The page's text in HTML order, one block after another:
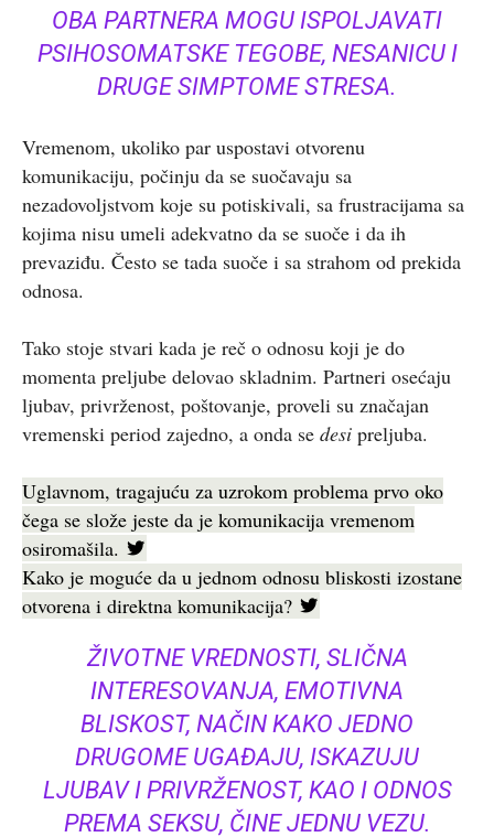
OBA PARTNERA MOGU ISPOLJAVATI
PSIHOSOMATSKE TEGOBE, NESANICU I
DRUGE SIMPTOME STRESA.
Vremenom, ukoliko par uspostavi otvorenu
komunikaciju, počinju da se suočavaju sa
nezadovoljstvom koje su potiskivali, sa frustracijama sa
kojima nisu umeli adekvatno da se suoče i da ih
prevaziđu. Često se tada suoče i sa strahom od prekida
odnosa.
Tako stoje stvari kada je reč o odnosu koji je do
momenta preljube delovao skladnim. Partneri osećaju
ljubav, privrženost, poštovanje, proveli su značajan
vremenski period zajedno, a onda se desi preljuba.
Uglavnom, tragajuću za uzrokom problema prvo oko
čega se slože jeste da je komunikacija vremenom
osiromašila.
Kako je moguće da u jednom odnosu bliskosti izostane
otvorena i direktna komunikacija?
ŽIVOTNE VREDNOSTI, SLIČNA
INTERESOVANJA, EMOTIVNA
BLISKOST, NAČIN KAKO JEDNO
DRUGOME UGAĐAJU, ISKAZUJU
LJUBAV I PRIVRŽENOST, KAO I ODNOS
PREMA SEKSU, ČINE JEDNU VEZU.